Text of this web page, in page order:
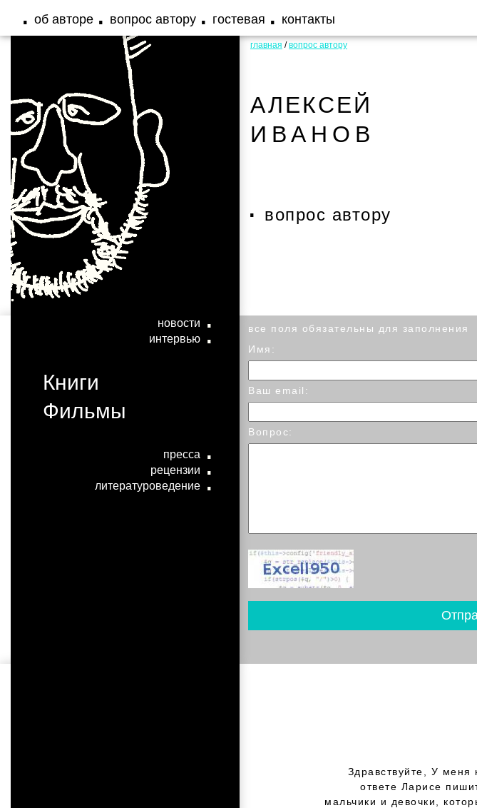
об авторе вопрос автору гостевая контакты
главная / вопрос автору
АЛЕКСЕЙ
ИВАНОВ
вопрос автору
новости
интервью
Книги
Фильмы
пресса
рецензии
литературоведение
все поля обязательны для заполнения
Имя:
Ваш email:
Вопрос:
Здравствуйте, У меня
ответе Ларисе
мальчики и девочки,